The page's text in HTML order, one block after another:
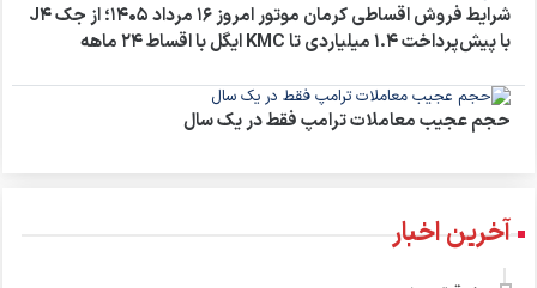
شرایط فروش اقساطی کرمان موتور امروز ۱۶ مرداد ۱۴۰۵؛ از جک J4
با پیش‌پرداخت ۱.۴ میلیاردی تا KMC ایگل با اقساط ۲۴ ماهه
حجم عجیب معاملات ترامپ فقط در یک سال
آخرین اخبار